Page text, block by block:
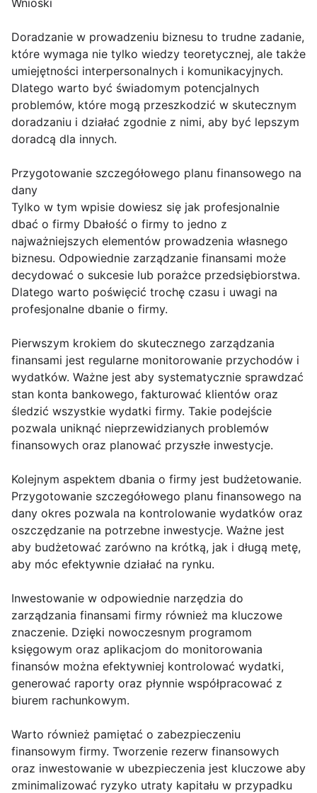
Wnioski
Doradzanie w prowadzeniu biznesu to trudne zadanie,
które wymaga nie tylko wiedzy teoretycznej, ale także
umiejętności interpersonalnych i komunikacyjnych.
Dlatego warto być świadomym potencjalnych
problemów, które mogą przeszkodzić w skutecznym
doradzaniu i działać zgodnie z nimi, aby być lepszym
doradcą dla innych.
Przygotowanie szczegółowego planu finansowego na
dany
Tylko w tym wpisie dowiesz się jak profesjonalnie
dbać o firmy Dbałość o firmy to jedno z
najważniejszych elementów prowadzenia własnego
biznesu. Odpowiednie zarządzanie finansami może
decydować o sukcesie lub porażce przedsiębiorstwa.
Dlatego warto poświęcić trochę czasu i uwagi na
profesjonalne dbanie o firmy.
Pierwszym krokiem do skutecznego zarządzania
finansami jest regularne monitorowanie przychodów i
wydatków. Ważne jest aby systematycznie sprawdzać
stan konta bankowego, fakturować klientów oraz
śledzić wszystkie wydatki firmy. Takie podejście
pozwala uniknąć nieprzewidzianych problemów
finansowych oraz planować przyszłe inwestycje.
Kolejnym aspektem dbania o firmy jest budżetowanie.
Przygotowanie szczegółowego planu finansowego na
dany okres pozwala na kontrolowanie wydatków oraz
oszczędzanie na potrzebne inwestycje. Ważne jest
aby budżetować zarówno na krótką, jak i długą metę,
aby móc efektywnie działać na rynku.
Inwestowanie w odpowiednie narzędzia do
zarządzania finansami firmy również ma kluczowe
znaczenie. Dzięki nowoczesnym programom
księgowym oraz aplikacjom do monitorowania
finansów można efektywniej kontrolować wydatki,
generować raporty oraz płynnie współpracować z
biurem rachunkowym.
Warto również pamiętać o zabezpieczeniu
finansowym firmy. Tworzenie rezerw finansowych
oraz inwestowanie w ubezpieczenia jest kluczowe aby
zminimalizować ryzyko utraty kapitału w przypadku